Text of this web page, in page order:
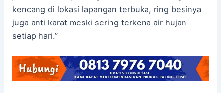
kencang di lokasi lapangan terbuka, ring besinya
juga anti karat meski sering terkena air hujan
setiap hari.”